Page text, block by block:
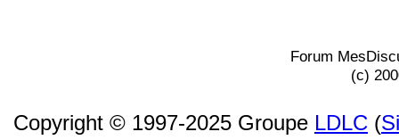
Forum
(c)
Copyright © 1997-2025 Groupe LDLC (